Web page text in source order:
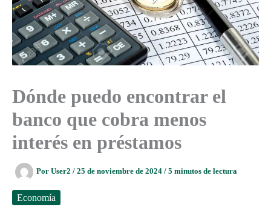
Dónde puedo encontrar el
banco que cobra menos
interés en préstamos
Por User2 / 25 de noviembre de 2024 / 5 minutos de lectura
Economía